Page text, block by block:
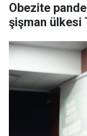
Obezite
şişman ülkesi